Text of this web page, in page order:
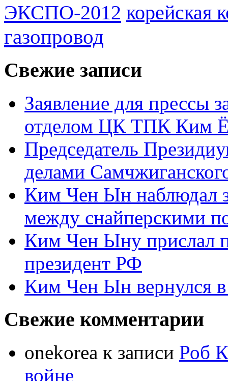
ЭКСПО-2012 корейская
газопровод
Свежие записи
Заявление для прессы
отделом ЦК ТПК Ким
Председатель
делами
Ким Чен Ын наблюдал
между снайперскими
Ким Чен Ыну прислал
президент РФ
Ким Чен Ын вернулся
Свежие комментарии
onekorea к записи Роб
войне